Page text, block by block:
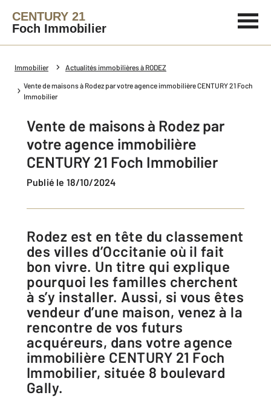
CENTURY 21
Foch Immobilier
Immobilier Actualités immobilières à RODEZ
Vente de maisons à Rodez par votre agence immobilière CENTURY 21 Foch
Immobilier
Vente de maisons à Rodez par
votre agence immobilière
CENTURY 21 Foch Immobilier
Publié le 18/10/2024
Rodez est en tête du classement
des villes d’Occitanie où il fait
bon vivre. Un titre qui explique
pourquoi les familles cherchent
à s’y installer. Aussi, si vous êtes
vendeur d’une maison, venez à la
rencontre de vos futurs
acquéreurs, dans votre agence
immobilière CENTURY 21 Foch
Immobilier, située 8 boulevard
Gally.